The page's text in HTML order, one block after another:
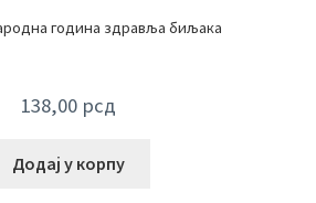
година здравља биљака
138,00 рсд
Додај у корпу